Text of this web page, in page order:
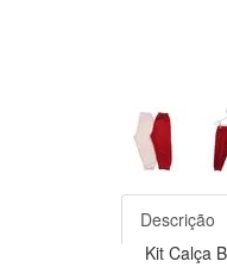
Descrição
Kit Calça